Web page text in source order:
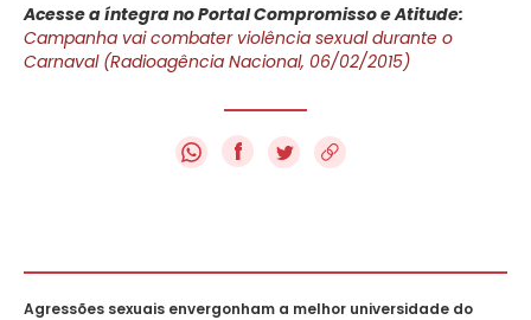
Acesse a íntegra no Portal Compromisso e Atitude:
Campanha vai combater violência sexual durante o
Carnaval (Radioagência Nacional, 06/02/2015)
f
Agressões sexuais envergonham a melhor universidade do